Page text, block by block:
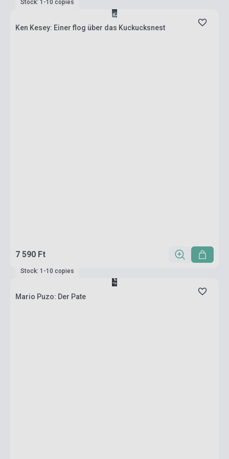
Stock: 1-10 copies
Ken Kesey: Einer flog über das Kuckucksnest
7 590 Ft
Stock: 1-10 copies
Mario Puzo: Der Pate